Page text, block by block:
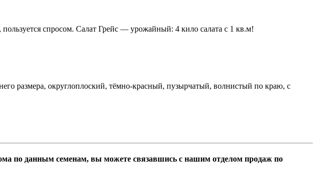
спросом. Салат Грейс — урожайный: 4 кило салата с 1 кв.м!
размера, округлоплоский, тёмно-красный, пузырчатый, волнистый по краю, с
по данным семенам, вы можете связавшись с нашим отделом продаж по